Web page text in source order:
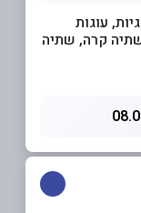
עוגות
קרה, שתיה